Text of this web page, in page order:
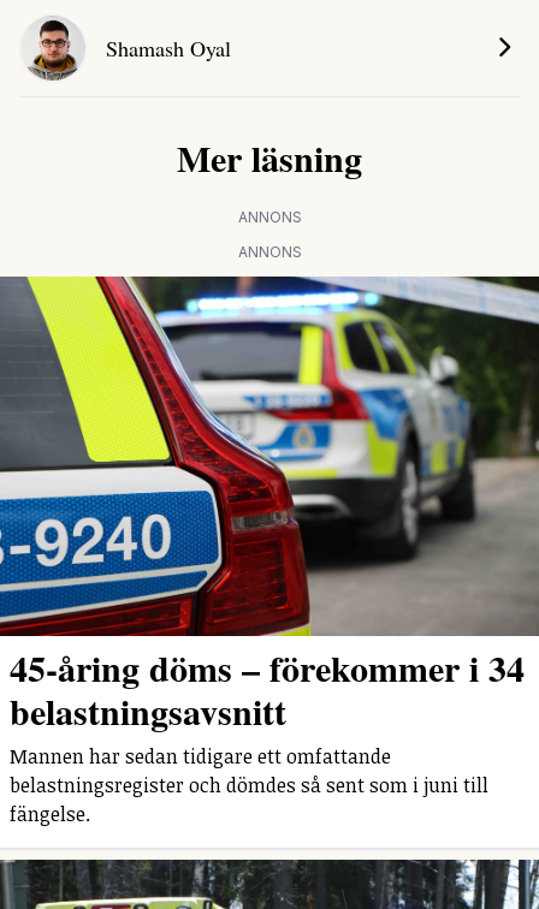
Shamash Oyal
Mer läsning
ANNONS
ANNONS
45-åring döms – förekommer i 34
belastningsavsnitt
Mannen har sedan tidigare ett omfattande
belastningsregister och dömdes så sent som i juni till
fängelse.